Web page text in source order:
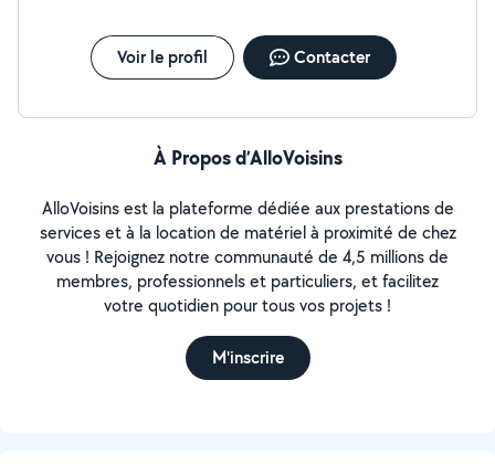
Voir le profil Contacter
À Propos d’AlloVoisins
AlloVoisins est la plateforme dédiée aux prestations de
services et à la location de matériel à proximité de chez
vous ! Rejoignez notre communauté de 4,5 millions de
membres, professionnels et particuliers, et facilitez
votre quotidien pour tous vos projets !
M'inscrire